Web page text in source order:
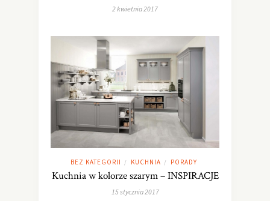
2 kwietnia 2017
BEZ KATEGORII / KUCHNIA / PORADY
Kuchnia w kolorze szarym – INSPIRACJE
15 stycznia 2017